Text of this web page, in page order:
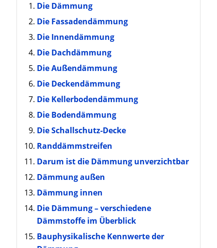
Die Dämmung
Die Fassadendämmung
Die Innendämmung
Die Dachdämmung
Die Außendämmung
Die Deckendämmung
Die Kellerbodendämmung
Die Bodendämmung
Die Schallschutz-Decke
Randdämmstreifen
Darum ist die Dämmung unverzichtbar
Dämmung außen
Dämmung innen
Die Dämmung – verschiedene
Dämmstoffe im Überblick
Bauphysikalische Kennwerte der